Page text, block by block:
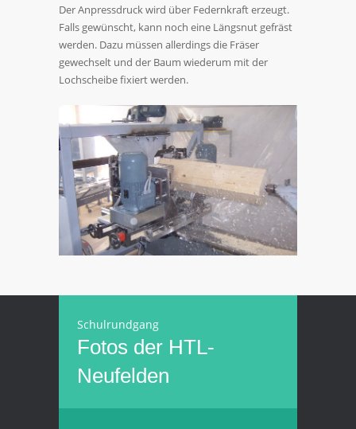
Der Anpressdruck wird über Federnkraft erzeugt.
Falls gewünscht, kann noch eine Längsnut gefräst
werden. Dazu müssen allerdings die Fräser
gewechselt und der Baum wiederum mit der
Lochscheibe fixiert werden.
Schulrundgang
Fotos der HTL-
Neufelden